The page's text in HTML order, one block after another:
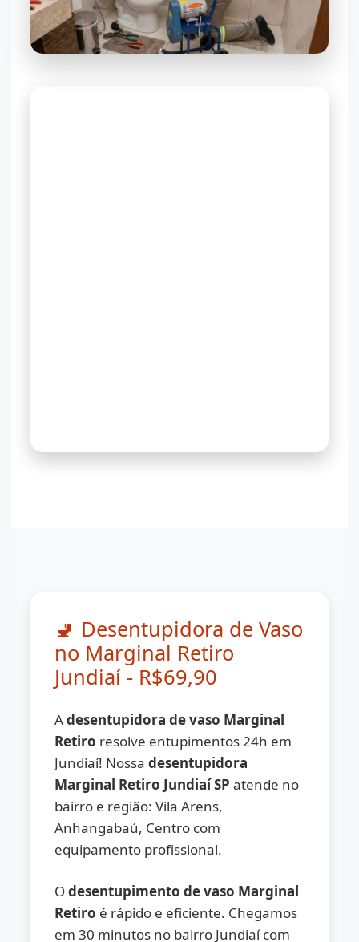
🚽 Desentupidora de Vaso
no Marginal Retiro
Jundiaí - R$69,90
Adesentupidora de vaso Marginal
Retiro resolve entupimentos 24h em
Jundiaí! Nossadesentupidora
Marginal Retiro Jundiaí SP atende no
bairro e região: Vila Arens,
Anhangabaú, Centro com
equipamento profissional.
Odesentupimento de vaso Marginal
Retiro é rápido e eficiente. Chegamos
em 30 minutos no bairro Jundiaí com